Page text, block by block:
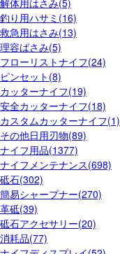
解体用はさみ(5)
釣り用ハサミ(16)
救急用はさみ(13)
理容ばさみ(5)
フローリストナイフ(24)
ピンセット(8)
カッターナイフ(19)
安全カッターナイフ(18)
カスタムカッターナイフ(1)
その他日用刃物(89)
ナイフ用品(1377)
ナイフメンテナンス(698)
砥石(302)
簡易シャープナー(270)
革砥(39)
砥石アクセサリー(20)
消耗品(77)